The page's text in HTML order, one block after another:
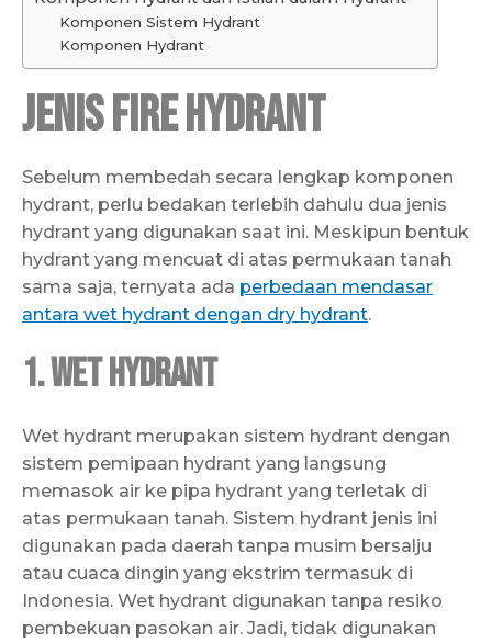
Komponen Sistem Hydrant
Komponen Hydrant
Jenis Fire Hydrant
Sebelum membedah secara lengkap komponen
hydrant, perlu bedakan terlebih dahulu dua jenis
hydrant yang digunakan saat ini. Meskipun bentuk
hydrant yang mencuat di atas permukaan tanah
sama saja, ternyata ada perbedaan mendasar
antara wet hydrant dengan dry hydrant.
1. Wet Hydrant
Wet hydrant merupakan sistem hydrant dengan
sistem pemipaan hydrant yang langsung
memasok air ke pipa hydrant yang terletak di
atas permukaan tanah. Sistem hydrant jenis ini
digunakan pada daerah tanpa musim bersalju
atau cuaca dingin yang ekstrim termasuk di
Indonesia. Wet hydrant digunakan tanpa resiko
pembekuan pasokan air. Jadi, tidak digunakan